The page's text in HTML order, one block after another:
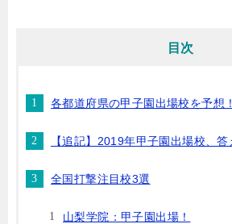
目次
各都道府県の甲子園出場校を予想！
【追記】2019年甲子園出場校、
全国打撃注目校3選
山梨学院：甲子園出場！